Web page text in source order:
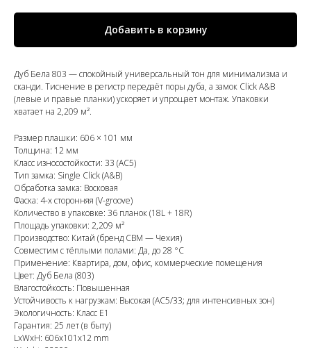
Добавить в корзину
Дуб Бела 803 — спокойный универсальный тон для минимализма и
сканди. Тиснение в регистр передаёт поры дуба, а замок Click A&B
(левые и правые планки) ускоряет и упрощает монтаж. Упаковки
хватает на 2,209 м².
Размер плашки: 606 × 101 мм
Толщина: 12 мм
Класс износостойкости: 33 (AC5)
Тип замка: Single Click (A&B)
Обработка замка: Восковая
Фаска: 4-х сторонняя (V-groove)
Количество в упаковке: 36 планок (18L + 18R)
Площадь упаковки: 2,209 м²
Производство: Китай (бренд CBM — Чехия)
Совместим с тёплыми полами: Да, до 28 °C
Применение: Квартира, дом, офис, коммерческие помещения
Цвет: Дуб Бела (803)
Влагостойкость: Повышенная
Устойчивость к нагрузкам: Высокая (AC5/33; для интенсивных зон)
Экологичность: Класс E1
Гарантия: 25 лет (в быту)
LxWxH: 606x101x12 mm